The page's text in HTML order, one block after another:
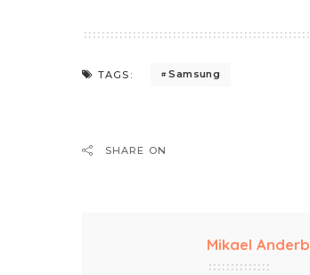
TAGS: Samsung
SHARE ON
Mikael